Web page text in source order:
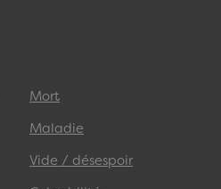
Mort
Maladie
Vide / désespoir